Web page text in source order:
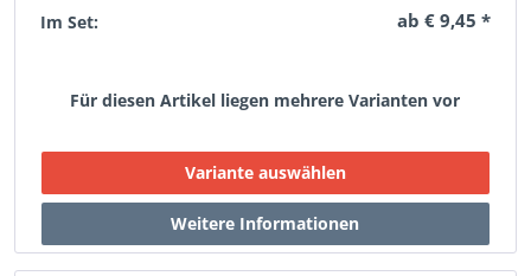
Im Set: ab € 9,45 *
Für diesen Artikel liegen mehrere Varianten vor